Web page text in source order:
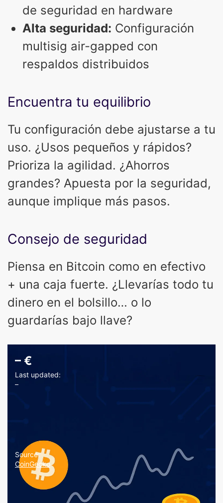
de seguridad en hardware
Alta seguridad: Configuración
multisig air-gapped con
respaldos distribuidos
Encuentra tu equilibrio
Tu configuración debe ajustarse a tu
uso. ¿Usos pequeños y rápidos?
Prioriza la agilidad. ¿Ahorros
grandes? Apuesta por la seguridad,
aunque implique más pasos.
Consejo de seguridad
Piensa en Bitcoin como en efectivo
+ una caja fuerte. ¿Llevarías todo tu
dinero en el bolsillo… o lo
guardarías bajo llave?
– €
Last updated:
–
Source:
CoinGecko